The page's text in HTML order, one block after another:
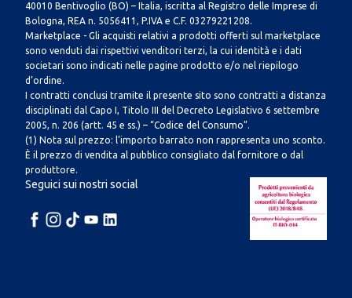
40010 Bentivoglio (BO) – Italia, iscritta al Registro delle Imprese di
Bologna, REA n. 5056411, P.IVA e C.F. 03279221208.
Marketplace - Gli acquisti relativi a prodotti offerti sul marketplace
sono venduti dai rispettivi venditori terzi, la cui identità e i dati
societari sono indicati nelle pagine prodotto e/o nel riepilogo
d’ordine.
I contratti conclusi tramite il presente sito sono contratti a distanza
disciplinati dal Capo I, Titolo III del Decreto Legislativo 6 settembre
2005, n. 206 (artt. 45 e ss.) – “Codice del Consumo”.
(1) Nota sul prezzo: l’importo barrato non rappresenta uno sconto.
È il prezzo di vendita al pubblico consigliato dal fornitore o dal
produttore.
Seguici sui nostri social